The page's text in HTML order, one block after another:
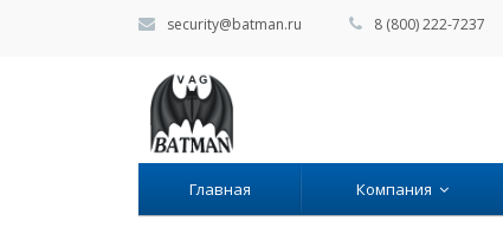
security@batman.ru 8 (800) 222-7237
Главная Компания